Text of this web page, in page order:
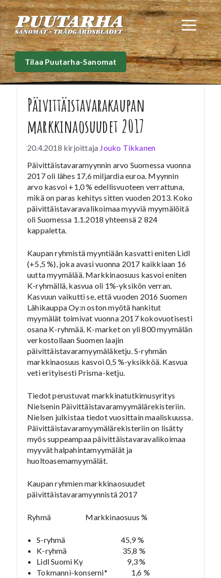
Siirry
sisältöön
Tilaa Puutarha-Sanomat
Päivittäistavarakaupan
markkinaosuudet 2017
20.4.2018 kirjoittaja Jouko Tikkanen
Päivittäistavaramyynnin arvo Suomessa vuonna
2017 oli lähes 17,6 miljardia euroa. Myynnin
arvo kasvoi +1,0 % edellisvuoteen verrattuna,
mikä on paras kehitys sitten vuoden 2013. Koko
päivittäistavaravalikoimaa myyviä myymälöitä
oli Suomessa 1.1.2018 yhteensä 2 824
kappaletta.
Kaupan ryhmistä myyntiään kasvatti eniten Lidl
(+5,5 %), joka avasi vuonna 2017 kaikkiaan 16
uutta myymälää. Markkinaosuus kasvoi eniten
K-ryhmällä, kasvua oli 1%-yksikön verran.
Kasvuun vaikutti se, että vuoden 2016 Suomen
Lähikauppa Oy:n oston myötä hankitut
myymälät toimivat vuonna 2017 kokovuotisesti
osana K-ryhmää. K-market on yli 800 myymälän
verkostollaan Suomen laajin
päivittäistavaramyymäläketju. S-ryhmän
markkinaosuus kasvoi 0,5 %-yksikköä. Kasvua
veti erityisesti Prisma-ketju.
Tiedot perustuvat markkinatutkimusyritys
Nielsenin Päivittäistavaramyymälärekisteriin.
Nielsen julkistaa tiedot vuosittain maaliskuussa.
Päivittäistavaramyymälärekisteriin on lisätty
myös suppeampaa päivittäistavaravalikoimaa
myyvät halpahintamyymälät ja
huoltoasemamyymälät.
Kaupan ryhmien markkinaosuudet
päivittäistavaramyynnistä 2017
Ryhmä Markkinaosuus %
S-ryhmä 45,9 %
K-ryhmä 35,8 %
Lidl Suomi Ky 9,3 %
Tokmanni-konserni* 1,6 %